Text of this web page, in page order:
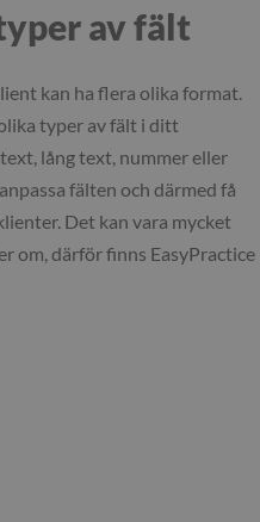
av fält
kan ha flera olika format.
typer av fält i ditt
lång text, nummer eller
fälten och därmed få
Det kan vara mycket
om, därför finns EasyPractice